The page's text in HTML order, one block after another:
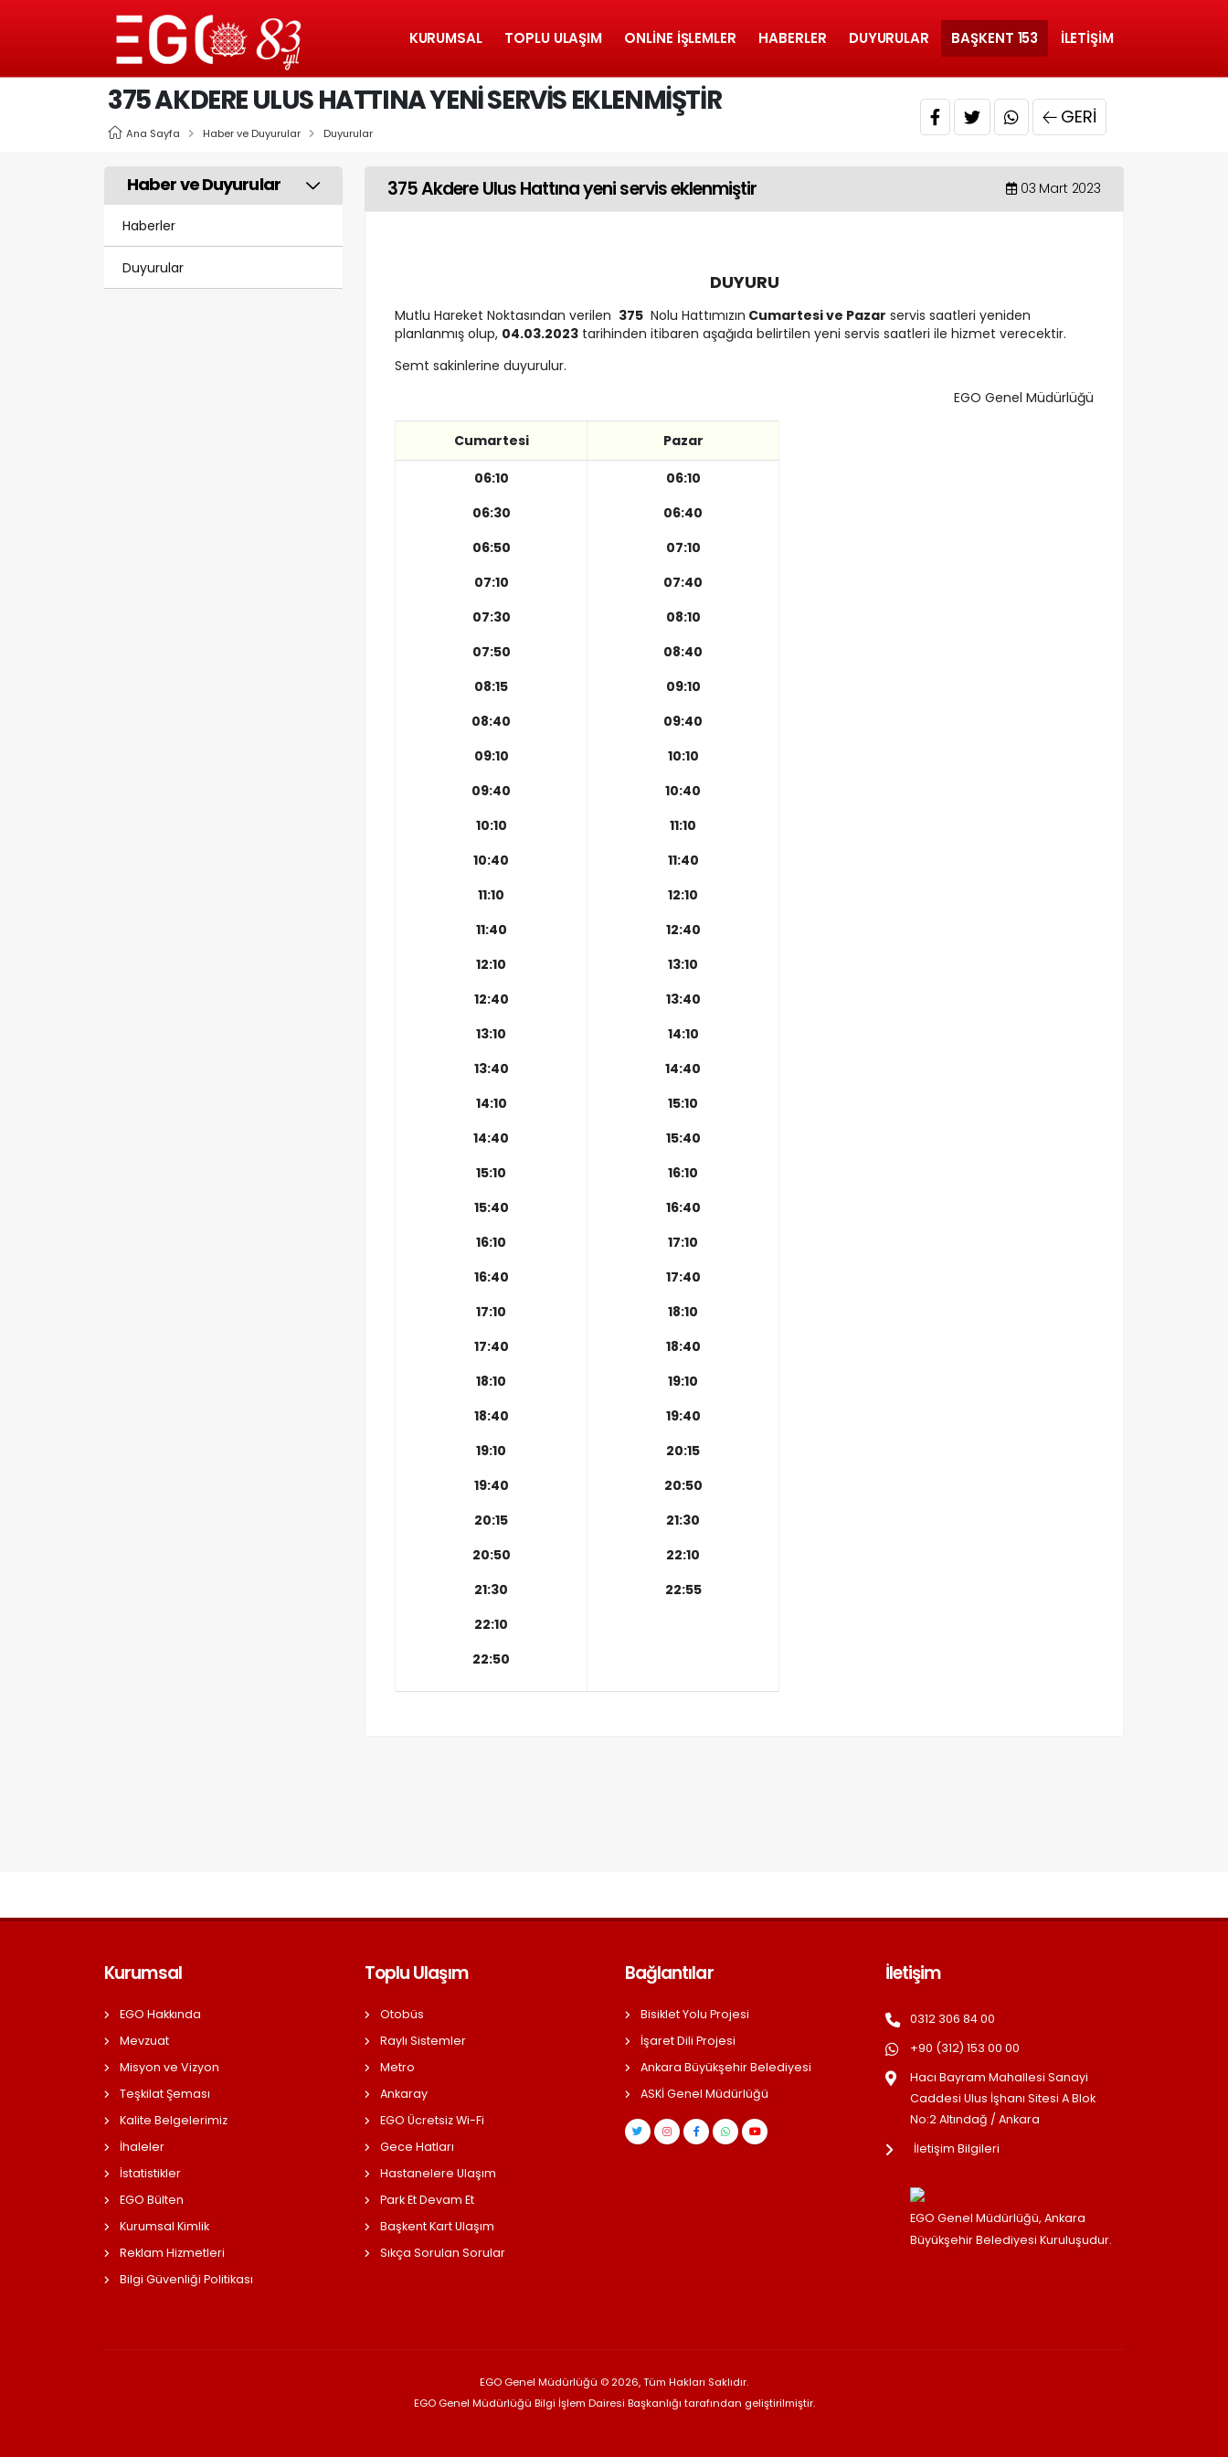
KURUMSAL TOPLU ULAŞIM ONLINE İŞLEMLER HABERLER DUYURULAR BAŞKENT 153 İLETIŞIM
375 AKDERE ULUS HATTINA YENI SERVIS EKLENMIŞTIR
Ana Sayfa Haber ve Duyurular Duyurular
GERI
Haber ve Duyurular
Haberler
Duyurular
375 Akdere Ulus Hattına yeni servis eklenmiştir 03 Mart 2023
DUYURU
Mutlu Hareket Noktasından verilen 375 Nolu Hattımızın Cumartesi ve Pazar servis saatleri yeniden
planlanmış olup, 04.03.2023 tarihinden itibaren aşağıda belirtilen yeni servis saatleri ile hizmet verecektir.
Semt sakinlerine duyurulur.
EGO Genel Müdürlüğü
Cumartesi Pazar
06:10
06:30
06:50
07:10
07:30
07:50
08:15
08:40
09:10
09:40
10:10
10:40
11:10
11:40
12:10
12:40
13:10
13:40
14:10
14:40
15:10
15:40
16:10
16:40
17:10
17:40
18:10
18:40
19:10
19:40
20:15
20:50
21:30
22:10
22:50
06:10
06:40
07:10
07:40
08:10
08:40
09:10
09:40
10:10
10:40
11:10
11:40
12:10
12:40
13:10
13:40
14:10
14:40
15:10
15:40
16:10
16:40
17:10
17:40
18:10
18:40
19:10
19:40
20:15
20:50
21:30
22:10
22:55
Kurumsal
EGO Hakkında
Mevzuat
Misyon ve Vizyon
Teşkilat Şeması
Kalite Belgelerimiz
İhaleler
İstatistikler
EGO Bülten
Kurumsal Kimlik
Reklam Hizmetleri
Bilgi Güvenliği Politikası
Toplu Ulaşım
Otobüs
Raylı Sistemler
Metro
Ankaray
EGO Ücretsiz Wi-Fi
Gece Hatları
Hastanelere Ulaşım
Park Et Devam Et
Başkent Kart Ulaşım
Sıkça Sorulan Sorular
Bağlantılar
Bisiklet Yolu Projesi
İşaret Dili Projesi
Ankara Büyükşehir Belediyesi
ASKİ Genel Müdürlüğü
İletişim
0312 306 84 00
+90 (312) 153 00 00
Hacı Bayram Mahallesi Sanayi
Caddesi Ulus İşhanı Sitesi A Blok
No:2 Altındağ / Ankara
İletişim Bilgileri
EGO Genel Müdürlüğü, Ankara
Büyükşehir Belediyesi Kuruluşudur.
EGO Genel Müdürlüğü © 2026, Tüm Hakları Saklıdır.
EGO Genel Müdürlüğü Bilgi İşlem Dairesi Başkanlığı tarafından geliştirilmiştir.